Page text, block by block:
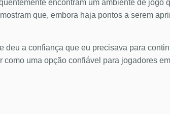
encontram um ambiente de
que, embora haja pontos a serem
deu a confiança que eu precisava para
uma opção confiável para jogadores